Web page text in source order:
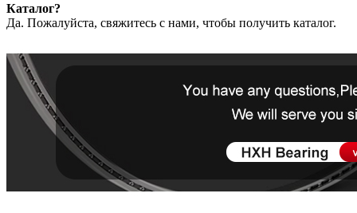
Каталог?
Да. Пожалуйста, свяжитесь с нами, чтобы получить каталог.